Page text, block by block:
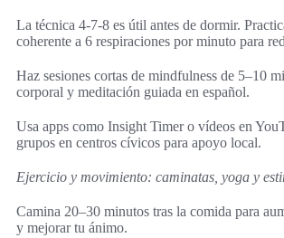
La técnica 4-7-8 es útil antes de dormir.
coherente a 6 respiraciones por minuto para
Haz sesiones cortas de mindfulness de 5–10
corporal y meditación guiada en español.
Usa apps como Insight Timer o vídeos en
grupos en centros cívicos para apoyo local.
Ejercicio y movimiento: caminatas, yoga y
Camina 20–30 minutos tras la comida para
y mejorar tu ánimo.